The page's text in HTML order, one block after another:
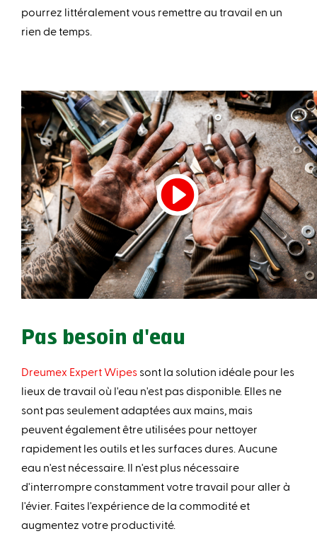
pourrez littéralement vous remettre au travail en un
rien de temps.
Pas besoin d'eau
Dreumex Expert Wipes sont la solution idéale pour les
lieux de travail où l'eau n'est pas disponible. Elles ne
sont pas seulement adaptées aux mains, mais
peuvent également être utilisées pour nettoyer
rapidement les outils et les surfaces dures. Aucune
eau n'est nécessaire. Il n'est plus nécessaire
d'interrompre constamment votre travail pour aller à
l'évier. Faites l'expérience de la commodité et
augmentez votre productivité.